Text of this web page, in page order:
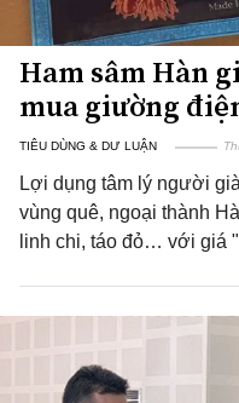
Ham sâm Hàn
mua giường
TIÊU DÙNG & DƯ LUẬN
Lợi dụng tâm lý người
vùng quê, ngoại thành
linh chi, táo đỏ… với giá